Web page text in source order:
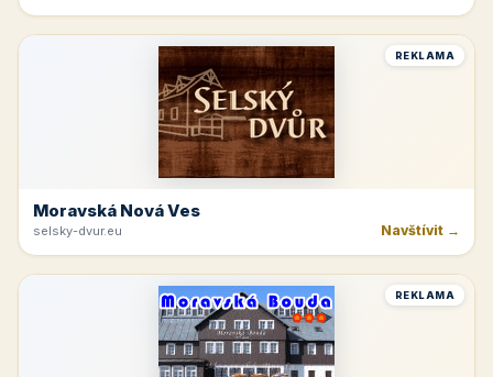
REKLAMA
Moravská Nová Ves
selsky-dvur.eu Navštívit →
REKLAMA